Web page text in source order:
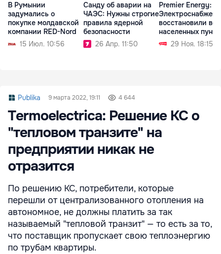
В Румынии
задумались о
покупке молдавской
компании RED-Nord
15 Июл. 10:56
Санду об аварии на
ЧАЭС: Нужны строгие
правила ядерной
безопасности
26 Апр. 11:50
Premier Energy:
восстановили во
населенных
29 Ноя. 18:15
Publika 9 марта 2022, 19:11 4 644
Termoelectrica: Решение КС о
"тепловом транзите" на
предприятии никак не
отразится
По решению КС, потребители, которые
перешли от централизованного отопления на
автономное, не должны платить за так
называемый "тепловой транзит" — то есть за то,
что поставщик пропускает свою теплоэнергию
по трубам квартиры.